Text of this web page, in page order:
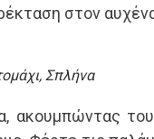
στον
Σπλήνα
ακουμπώντας